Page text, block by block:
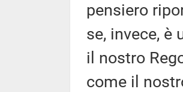
pensiero
se, invece, è
il nostro
come il